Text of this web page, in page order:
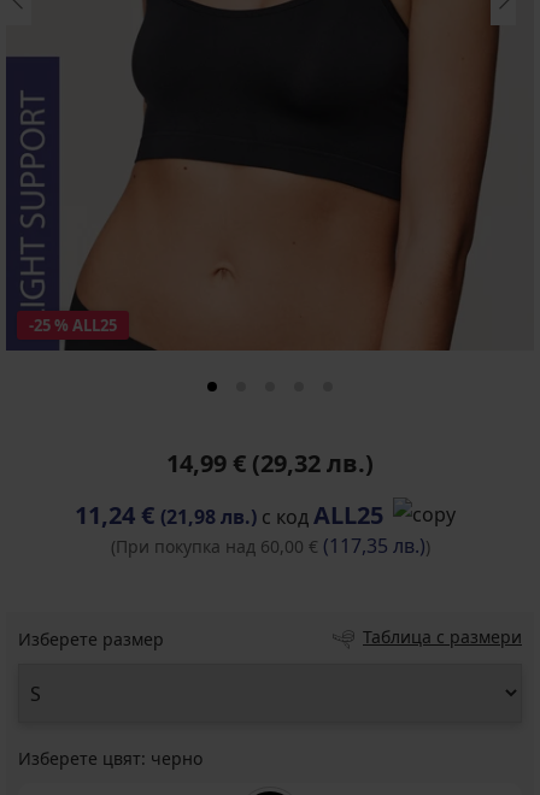
-25 % ALL25
14,99 € (29,32 лв.)
11,24 € (21,98 лв.) с кодALL25
(При покупка над 60,00 € (117,35 лв.))
Изберете размер Таблица с размери
Изберете цвят: черно